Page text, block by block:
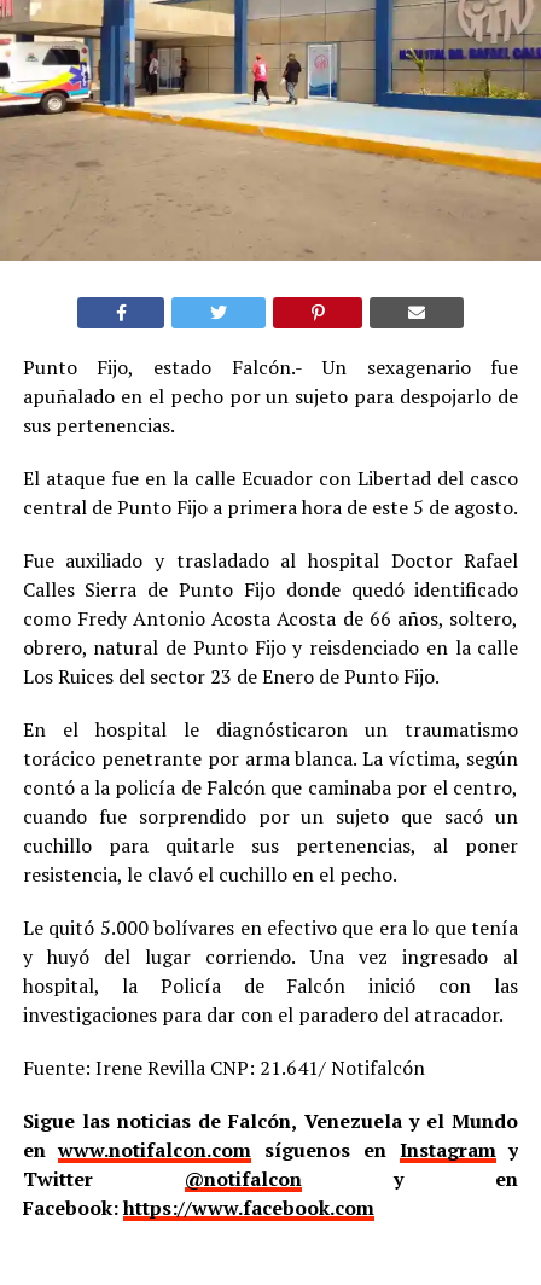
Punto Fijo, estado Falcón.- Un sexagenario fue
apuñalado en el pecho por un sujeto para despojarlo de
sus pertenencias.
El ataque fue en la calle Ecuador con Libertad del casco
central de Punto Fijo a primera hora de este 5 de agosto.
Fue auxiliado y trasladado al hospital Doctor Rafael
Calles Sierra de Punto Fijo donde quedó identificado
como Fredy Antonio Acosta Acosta de 66 años, soltero,
obrero, natural de Punto Fijo y reisdenciado en la calle
Los Ruices del sector 23 de Enero de Punto Fijo.
En el hospital le diagnósticaron un traumatismo
torácico penetrante por arma blanca. La víctima, según
contó a la policía de Falcón que caminaba por el centro,
cuando fue sorprendido por un sujeto que sacó un
cuchillo para quitarle sus pertenencias, al poner
resistencia, le clavó el cuchillo en el pecho.
Le quitó 5.000 bolívares en efectivo que era lo que tenía
y huyó del lugar corriendo. Una vez ingresado al
hospital, la Policía de Falcón inició con las
investigaciones para dar con el paradero del atracador.
Fuente: Irene Revilla CNP: 21.641/ Notifalcón
Sigue las noticias de Falcón, Venezuela y el Mundo
enwww.notifalcon.com síguenos en Instagramy
Twitter @notifalcony en
Facebook:https://www.facebook.com